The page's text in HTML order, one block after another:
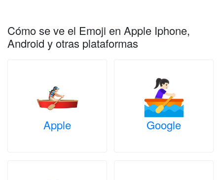
Cómo se ve el Emoji en Apple Iphone,
Android y otras plataformas
Apple Google